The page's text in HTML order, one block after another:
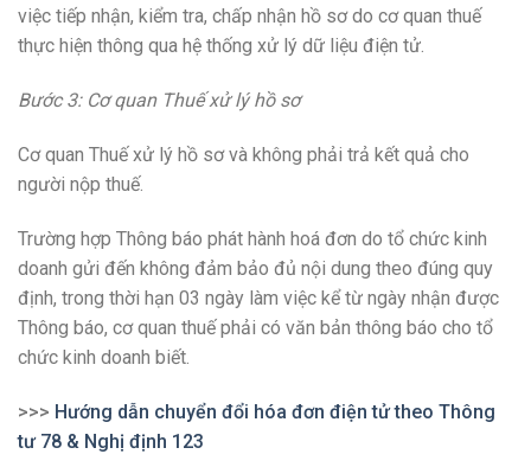
việc tiếp nhận, kiểm tra, chấp nhận hồ sơ do cơ quan thuế
thực hiện thông qua hệ thống xử lý dữ liệu điện tử.
Bước 3: Cơ quan Thuế xử lý hồ sơ
Cơ quan Thuế xử lý hồ sơ và không phải trả kết quả cho
người nộp thuế.
Trường hợp Thông báo phát hành hoá đơn do tổ chức kinh
doanh gửi đến không đảm bảo đủ nội dung theo đúng quy
định, trong thời hạn 03 ngày làm việc kể từ ngày nhận được
Thông báo, cơ quan thuế phải có văn bản thông báo cho tổ
chức kinh doanh biết.
>>> Hướng dẫn chuyển đổi hóa đơn điện tử theo Thông
tư 78 & Nghị định 123